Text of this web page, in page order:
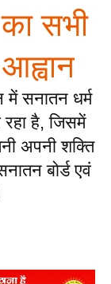
का सभी
सनातन धर्म
है, जिसमें
अपनी शक्ति
बोर्ड एवं